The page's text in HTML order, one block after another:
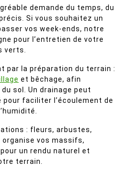
demande du temps, du
Si vous souhaitez un
vos week-ends, notre
pour l’entretien de votre
verts.
par la préparation du terrain :
et bêchage, afin
sol. Un drainage peut
faciliter l’écoulement de
: fleurs, arbustes,
vos massifs,
un rendu naturel et
terrain.